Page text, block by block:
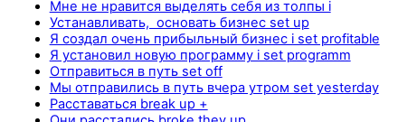
Мне не нравится выделять себя из толпы i
Устанавливать, основать бизнес set up
Я создал очень прибыльный бизнес i set profitable
Я установил новую программу i set programm
Отправиться в путь set off
Мы отправились в путь вчера утром set yesterday
Расставаться break up +